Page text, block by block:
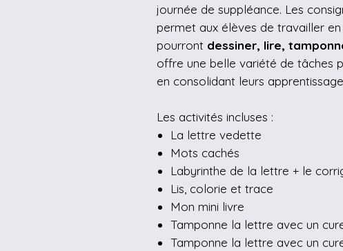
journée de suppléance. Les
permet aux élèves de travailler
pourront dessiner, lire,
offre une belle variété de tâches
en consolidant leurs
Les activités incluses :
La lettre vedette
Mots cachés
Labyrinthe de la lettre + le
Lis, colorie et trace
Mon mini livre
Tamponne la lettre avec un
Tamponne la lettre avec un